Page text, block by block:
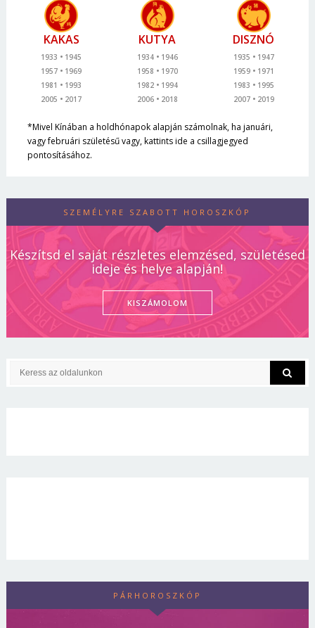
KAKAS
1933
1945
1957
1969
1981
1993
2005
2017
KUTYA
1934
1946
1958
1970
1982
1994
2006
2018
DISZNÓ
1935
1947
1959
1971
1983
1995
2007
2019
*Mivel Kínában a holdhónapok alapján számolnak, ha januári,
vagy februári születésű vagy, kattints ide a csillagjegyed
pontosításához.
SZEMÉLYRE SZABOTT HOROSZKÓP
Készítsd el saját részletes elemzésed, születésed
ideje és helye alapján!
KISZÁMOLOM
PÁRHOROSZKÓP